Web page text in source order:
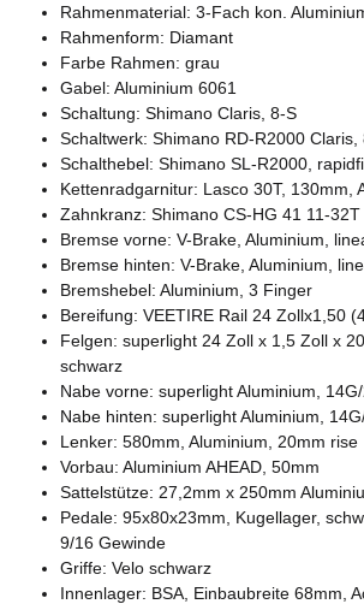
Rahmenmaterial: 3-Fach kon.
Rahmenform: Diamant
Farbe Rahmen: grau
Gabel: Aluminium 6061
Schaltung: Shimano Claris, 8-S
Schaltwerk: Shimano RD-R2000 Claris,
Schalthebel: Shimano SL-R2000,
Kettenradgarnitur: Lasco 30T, 130mm,
Zahnkranz: Shimano CS-HG 41 11-
Bremse vorne: V-Brake, Aluminium,
Bremse hinten: V-Brake, Aluminium,
Bremshebel: Aluminium, 3 Finger
Bereifung: VEETIRE Rail 24 Zollx1,50
Felgen: superlight 24 Zoll x 1,5 Zoll x
schwarz
Nabe vorne: superlight Aluminium,
Nabe hinten: superlight Aluminium,
Lenker: 580mm, Aluminium, 20mm rise
Vorbau: Aluminium AHEAD, 50mm
Sattelstütze: 27,2mm x 250mm
Pedale: 95x80x23mm, Kugellager,
9/16 Gewinde
Griffe: Velo schwarz
Innenlager: BSA, Einbaubreite 68mm,